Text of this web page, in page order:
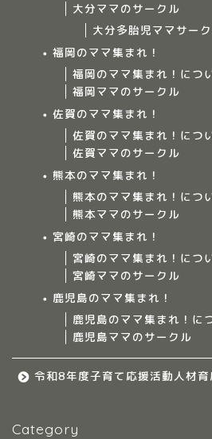
大分ママのサークル
大分多胎児ママサー
福岡のママ集まれ！
福岡のママ集まれ！につ
福岡ママのサークル
佐賀のママ集まれ！
佐賀のママ集まれ！につ
佐賀ママのサークル
熊本のママ集まれ！
熊本のママ集まれ！につ
熊本ママのサークル
宮崎のママ集まれ！
宮崎のママ集まれ！につ
宮崎ママのサークル
鹿児島のママ集まれ！
鹿児島のママ集まれ！に
鹿児島ママのサークル
令和8年度子育て応援活動人材育
Category
ママ集ま
ママ集
九州の
大分